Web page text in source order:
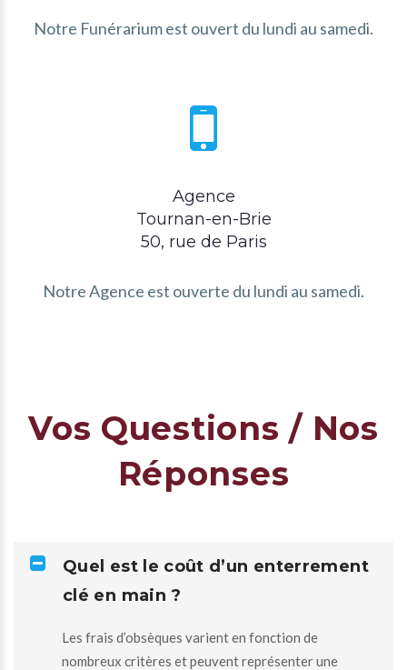
Notre Funérarium est ouvert du lundi au samedi.
Agence
Tournan-en-Brie
50, rue de Paris
Notre Agence est ouverte du lundi au samedi.
Vos Questions / Nos
Réponses
Quel est le coût d’un enterrement
clé en main ?
Les frais d’obsèques varient en fonction de
nombreux critères et peuvent représenter une